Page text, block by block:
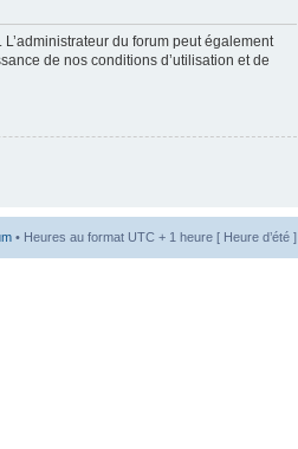
du forum peut également
de nos conditions d’utilisation et de
• Heures au format UTC + 1 heure [ Heure d’été ]